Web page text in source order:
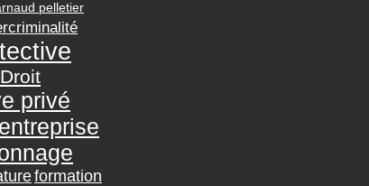
pelletier
Droit
privé
entreprise
formation